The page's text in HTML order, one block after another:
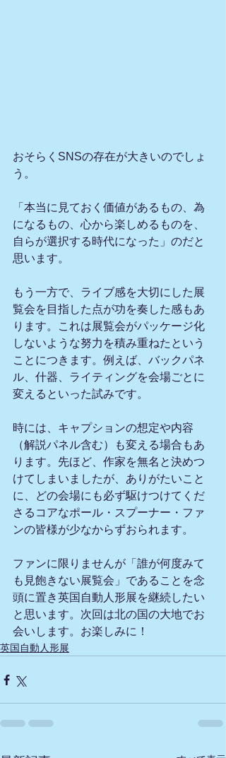
おそらくSNSの存在が大きいのでしょ
う。
「本当に見ておく価値があるもの、為
になるもの、心から楽しめるものを、
自らが選択する時代になった」のだと
思います。
もう一方で、ライブ感を大切にした展
覧会を目指した点が功を奏した感もあ
ります。これは展覧会がパッケージ化
しないような努力を積み重ねたという
ことにつきます。例えば、バックパネ
ル、什器、ライティングを会場ごとに
変えるといった試みです。
時には、キャプションの想定や内容
（解説パネル含む）も変える場合もあ
ります。先ほど、作家を無名と決めつ
けてしまいましたが、ありがたいこと
に、どの会場にも必ず駆けつけてくだ
さるコアなポール・スプーナー・ファ
ンの皆様が少なからずおられます。
ファンに限りませんが「誰が何度みて
も見飽きない展覧会」であることを念
頭に置き英国自動人形展を継続したい
と思います。次回は北の国の大地でお
会いします。お楽しみに！
英国自動人形展